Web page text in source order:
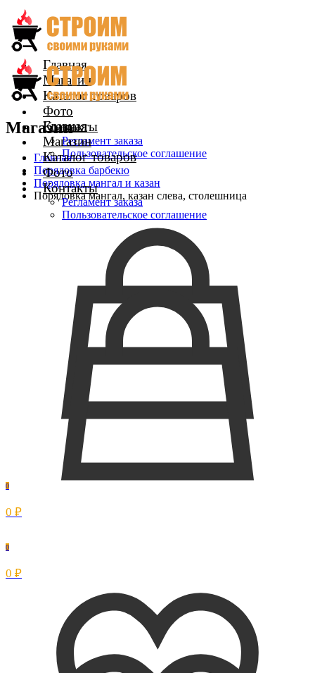
Главная
Магазин
Каталог товаров
Фото
Контакты
Регламент заказа
Пользовательское соглашение
0
0 ₽
Главная
Магазин
Каталог товаров
Фото
Контакты
Регламент заказа
Пользовательское соглашение
0
0 ₽
Магазин
Главная
Порядовка барбекю
Порядовка мангал и казан
Порядовка мангал, казан слева, столешница